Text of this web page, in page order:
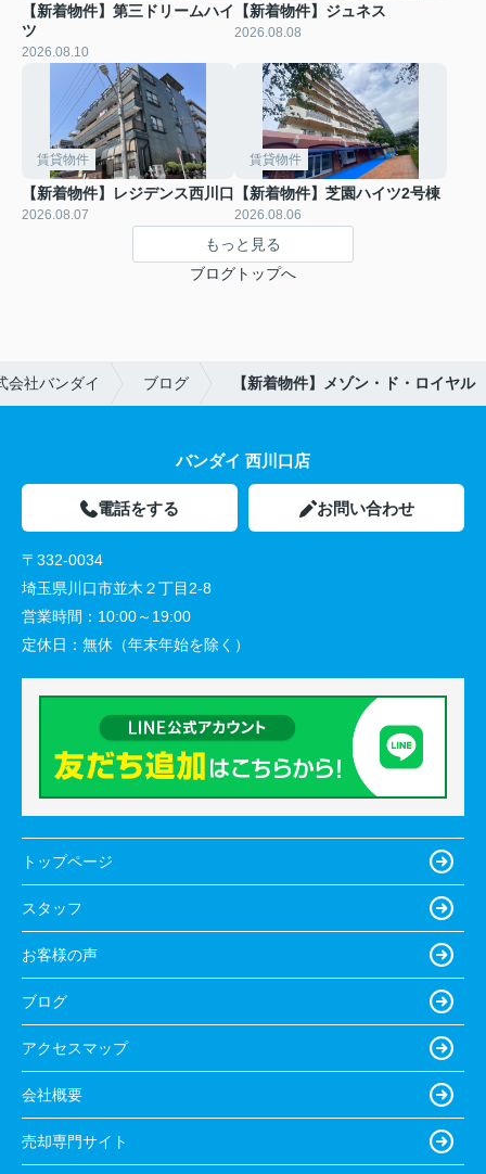
【新着物件】第三ドリームハイ
ツ
2026.08.10
【新着物件】ジュネス
2026.08.08
賃貸物件
【新着物件】レジデンス西川口
2026.08.07
賃貸物件
【新着物件】芝園ハイツ2号棟
2026.08.06
もっと見る
ブログトップへ
会社バンダイ ブログ 【新着物件】メゾン・ド・ロイヤル
バンダイ 西川口店
電話をする お問い合わせ
〒332-0034
埼玉県川口市並木２丁目2-8
営業時間： 10:00～19:00
定休日： 無休（年末年始を除く）
トップページ
スタッフ
お客様の声
ブログ
アクセスマップ
会社概要
売却専門サイト